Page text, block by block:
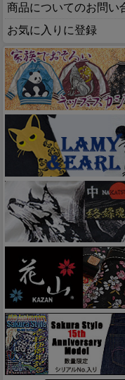
商品についてのお問い
お気に入りに登録